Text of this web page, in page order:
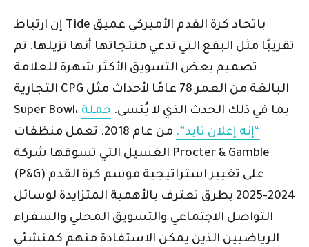
إن ارتباط Tide باتحاد كرة القدم الأميركي عميق
تقريبًا مثل البقع التي تدعي منتجاتها أنها تزيلها. تم
تصميم بعض التسويق الأكثر شهرة للعلامة
التجارية CPG البالغة من العمر 78 عامًا لأحداث مثل
Super Bowl، بما في ذلك الحدث الذي لا يُنسى. حملة
“إنه إعلان تايد”.
من عام 2018. تعمل منظفات
الغسيل التي تسوقها شركة Procter & Gamble
(P&G) على تغيير استراتيجية موسم كرة القدم
2024-2025 بطرق تعترف بالأهمية المتزايدة لوسائل
التواصل الاجتماعي والتسويق المحلي والسفراء
الرياضيين الذين يمكن الاستفادة منهم كمنشئي